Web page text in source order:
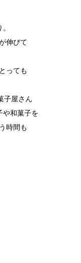
伸びて
っても
子屋さん
や和菓子を
時間も